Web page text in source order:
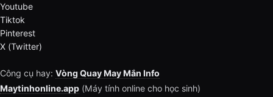
Youtube
Tiktok
Pinterest
X (Twitter)
Công cụ hay: Vòng Quay May Mắn Info
Maytinhonline.app (Máy tính online cho học sinh)